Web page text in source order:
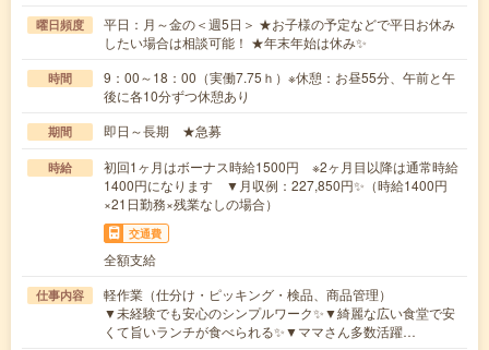
曜日頻度
平日：月～金の＜週5日＞ ★お子様の予定などで平日お休み
したい場合は相談可能！ ★年末年始は休み✨
時間
9：00～18：00（実働7.75ｈ）※休憩：お昼55分、午前と午
後に各10分ずつ休憩あり
期間 即日～長期 ★急募
時給
初回1ヶ月はボーナス時給1500円 ※2ヶ月目以降は通常時給
1400円になります ▼月収例：227,850円✨（時給1400円
×21日勤務×残業なしの場合）
交通費
全額支給
仕事内容
軽作業（仕分け・ピッキング・検品、商品管理）
▼未経験でも安心のシンプルワーク✨▼綺麗な広い食堂で安
くて旨いランチが食べられる✨▼ママさん多数活躍…